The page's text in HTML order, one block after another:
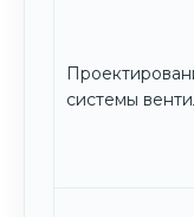
системы